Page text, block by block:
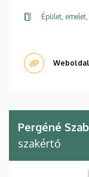
Épület,
Weboldal
Pergéné
szakértő